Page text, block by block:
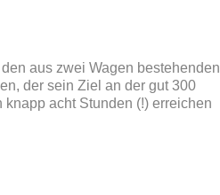
aus zwei Wagen bestehenden
der sein Ziel an der gut 300
acht Stunden (!) erreichen